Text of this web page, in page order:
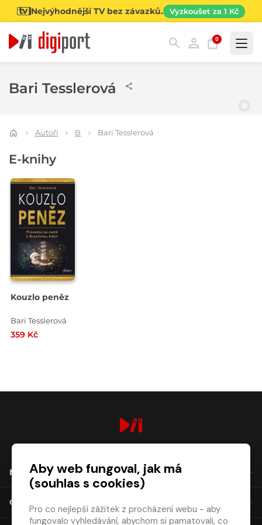
Nejvýhodnější TV bez závazků. Vyzkoušet za 1 Kč
0
Bari Tesslerová
Autoři B Bari Tesslerová
E-knihy
Kouzlo peněz
Bari Tesslerová
359 Kč
NÁKUP
O SPOLEČNOSTI
Aby web fungoval, jak má
(souhlas s cookies)
Pro co nejlepší zážitek z procházení webu - aby
fungovalo vyhledávání, abychom si pamatovali, co